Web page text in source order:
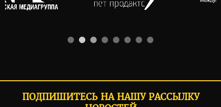
ПОДПИШИТЕСЬ НА НАШУ РАССЫЛКУ